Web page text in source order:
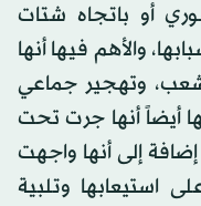
أو باتجاه شتات
والأهم فيها أنها
وتهجير جماعي
أيضاً أنها جرت تحت
إضافة إلى أنها واجهت
استيعابها وتلبية